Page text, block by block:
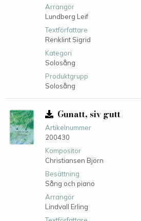
Arrangör
Lundberg Leif
Textförfattare
Renklint Sigrid
Kategori
Solosång
Produktgrupp
Solosång
Gunatt, siv gutt
Artikelnummer
200430
Kompositör
Christiansen Björn
Besättning
Sång och piano
Arrangör
Lindvall Erling